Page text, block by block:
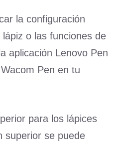
la configuración
o las funciones de
aplicación Lenovo Pen
Pen en tu
para los lápices
superior se puede